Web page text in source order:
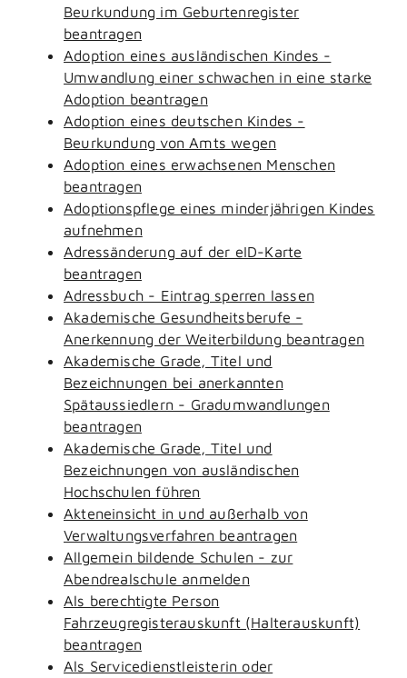
Beurkundung im Geburtenregister
beantragen
Adoption eines ausländischen Kindes -
Umwandlung einer schwachen in eine starke
Adoption beantragen
Adoption eines deutschen Kindes -
Beurkundung von Amts wegen
Adoption eines erwachsenen Menschen
beantragen
Adoptionspflege eines minderjährigen Kindes
aufnehmen
Adressänderung auf der eID-Karte
beantragen
Adressbuch - Eintrag sperren lassen
Akademische Gesundheitsberufe -
Anerkennung der Weiterbildung beantragen
Akademische Grade, Titel und
Bezeichnungen bei anerkannten
Spätaussiedlern - Gradumwandlungen
beantragen
Akademische Grade, Titel und
Bezeichnungen von ausländischen
Hochschulen führen
Akteneinsicht in und außerhalb von
Verwaltungsverfahren beantragen
Allgemein bildende Schulen - zur
Abendrealschule anmelden
Als berechtigte Person
Fahrzeugregisterauskunft (Halterauskunft)
beantragen
Als Servicedienstleisterin oder